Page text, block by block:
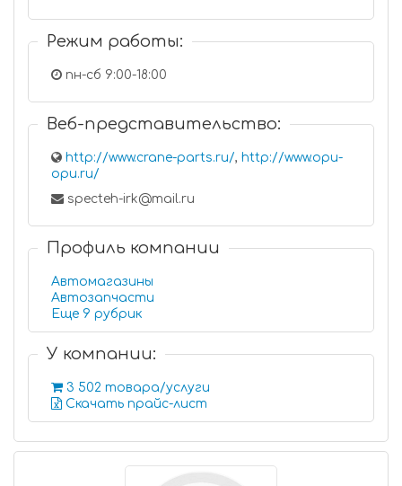
Режим работы:
пн-сб 9:00-18:00
Веб-представительство:
http://www.crane-parts.ru/, http://www.opu-
opu.ru/
specteh-irk@mail.ru
Профиль компании
Автомагазины
Автозапчасти
Еще 9 рубрик
У компании:
3 502 товара/услуги
Скачать прайс-лист